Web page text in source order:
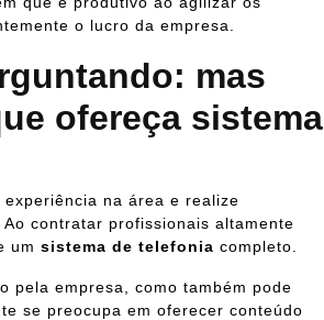
o lucro da empresa.
mas
ofereça sistema
na área e realize
contratar profissionais altamente
um sistema de telefonia completo.
pela empresa, como também pode
se preocupa em oferecer conteúdo